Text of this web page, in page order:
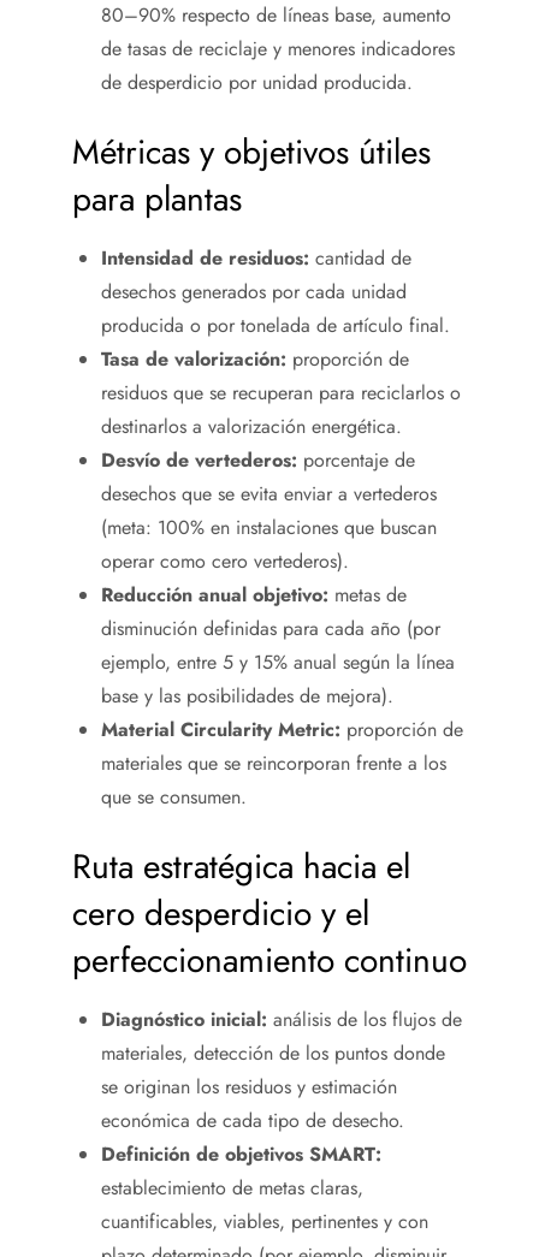
80–90% respecto de líneas base, aumento
de tasas de reciclaje y menores indicadores
de desperdicio por unidad producida.
Métricas y objetivos útiles
para plantas
Intensidad de residuos: cantidad de
desechos generados por cada unidad
producida o por tonelada de artículo final.
Tasa de valorización: proporción de
residuos que se recuperan para reciclarlos o
destinarlos a valorización energética.
Desvío de vertederos: porcentaje de
desechos que se evita enviar a vertederos
(meta: 100% en instalaciones que buscan
operar como cero vertederos).
Reducción anual objetivo: metas de
disminución definidas para cada año (por
ejemplo, entre 5 y 15% anual según la línea
base y las posibilidades de mejora).
Material Circularity Metric: proporción de
materiales que se reincorporan frente a los
que se consumen.
Ruta estratégica hacia el
cero desperdicio y el
perfeccionamiento continuo
Diagnóstico inicial: análisis de los flujos de
materiales, detección de los puntos donde
se originan los residuos y estimación
económica de cada tipo de desecho.
Definición de objetivos SMART:
establecimiento de metas claras,
cuantificables, viables, pertinentes y con